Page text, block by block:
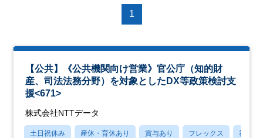
1
【公共】《公共機関向け営業》官公庁（知的財
産、司法法務分野）を対象としたDX等政策検討支
援<671>
株式会社NTTデータ
土日祝休み 産休・育休あり 賞与あり フレックス 社宅・